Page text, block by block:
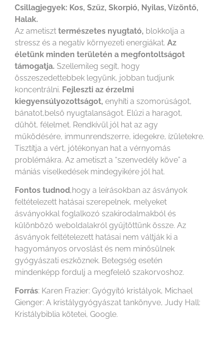
Csillagjegyek: Kos, Szűz, Skorpió, Nyilas, Vízöntő,
Halak.
Az ametiszt természetes nyugtató, blokkolja a
stressz és a negatív környezeti energiákat. Az
életünk minden területén a megfontoltságot
támogatja. Szellemileg segít, hogy
összeszedettebbek legyünk, jobban tudjunk
koncentrálni. Fejleszti az érzelmi
kiegyensúlyozottságot, enyhíti a szomorúságot,
bánatot,belső nyugtalanságot. Elűzi a haragot,
dühöt, félelmet. Rendkívül jól hat az agy
működésére, immunrendszerre, idegekre, ízületekre.
Tisztítja a vért, jótékonyan hat a vérnyomás
problémákra. Az ametiszt a “szenvedély köve” a
mániás viselkedések mindegyikére jól hat.
Fontos tudnod,hogy a leírásokban az ásványok
feltételezett hatásai szerepelnek, melyeket
ásványokkal foglalkozó szakirodalmakból és
különböző weboldalakról gyűjtöttünk össze. Az
ásványok feltételezett hatásai nem váltják ki a
hagyományos orvoslást és nem minősülnek
gyógyászati eszköznek. Betegség esetén
mindenképp fordulj a megfelelő szakorvoshoz.
Forrás: Karen Frazier: Gyógyító kristályok, Michael
Gienger: A kristálygyógyászat tankönyve, Judy Hall:
Kristálybiblia kötetei, Google.